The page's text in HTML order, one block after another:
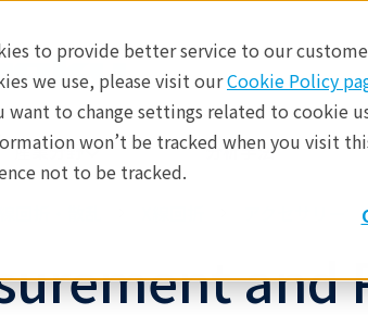
to provide better service to our
we use, please visit ourCookie Policy
to change settings related to cookie
won’t be tracked when you visit
not to be tracked.
産業分野​ 分析手法​
and